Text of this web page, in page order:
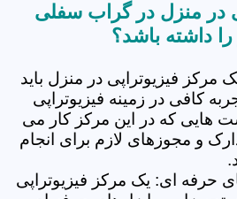
در منزل در گراب سفلی
داشته باشد؟
فیزیوتراپی در منزل باید
کافی در زمینه فیزیوتراپی
هایی که در این مرکز کار می
و مجوزهای لازم برای انجام
حرفه ای: یک مرکز فیزیوتراپی